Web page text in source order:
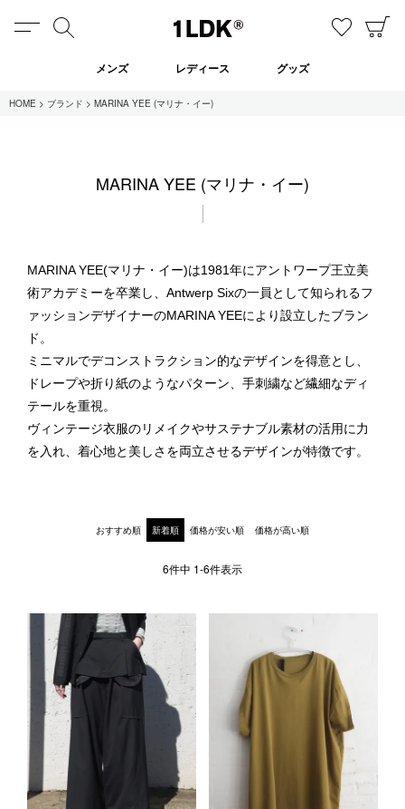
MENU お気に
メンズ レディース グッズ
全てのブランド
UNIVERSAL PRODUCTS.
EVCON
MY___
1LDK STAND
HOME ブランド MARINA YEE (マリナ・イー)
MARINA YEE (マリナ・イー)
MARINA YEE(マリナ・イー)は1981年にアントワープ王立美
術アカデミーを卒業し、Antwerp Sixの一員として知られるフ
ァッションデザイナーのMARINA YEEにより設立したブラン
ド。
ミニマルでデコンストラクション的なデザインを得意とし、
ドレープや折り紙のようなパターン、手刺繍など繊細なディ
テールを重視。
ヴィンテージ衣服のリメイクやサステナブル素材の活用に力
を入れ、着心地と美しさを両立させるデザインが特徴です。
おすすめ順 新着順 価格が安い順 価格が高い順
6件中 1-6件表示